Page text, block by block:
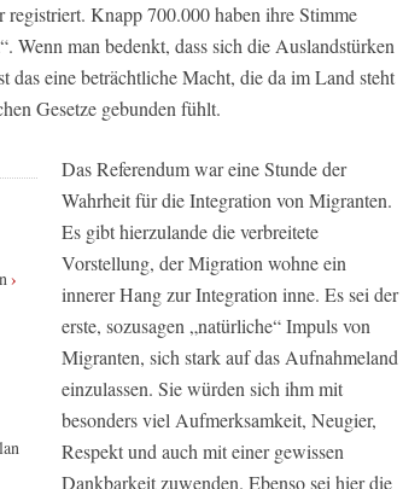
Knapp 700.000 haben ihre Stimme
Wenn man bedenkt, dass sich die Auslandstürken
das eine beträchtliche Macht, die da im Land steht
Gesetze gebunden fühlt.
Das Referendum war eine Stunde der
Wahrheit für die Integration von Migranten.
Es gibt hierzulande die verbreitete
Vorstellung, der Migration wohne ein
innerer Hang zur Integration inne. Es sei der
erste, sozusagen „natürliche“ Impuls von
Migranten, sich stark auf das Aufnahmeland
einzulassen. Sie würden sich ihm mit
besonders viel Aufmerksamkeit, Neugier,
Respekt und auch mit einer gewissen
Dankbarkeit zuwenden. Ebenso sei hier die